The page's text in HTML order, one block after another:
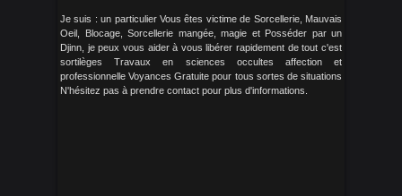
Je suis : un particulier Vous êtes victime de Sorcellerie, Mauvais
Oeil, Blocage, Sorcellerie mangée, magie et Posséder par un
Djinn, je peux vous aider à vous libérer rapidement de tout c'est
sortilèges Travaux en sciences occultes affection et
professionnelle Voyances Gratuite pour tous sortes de situations
N'hésitez pas à prendre contact pour plus d'informations.